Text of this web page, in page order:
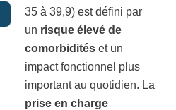
35 à 39,9) est défini par
un risque élevé de
comorbidités et un
impact fonctionnel plus
important au quotidien. La
prise en charge